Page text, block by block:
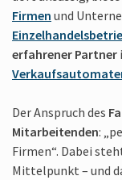
Firmen und
erfahrener Partner
Der Anspruch des
Mitarbeitenden:
Firmen“. Dabei
Mittelpunkt – und